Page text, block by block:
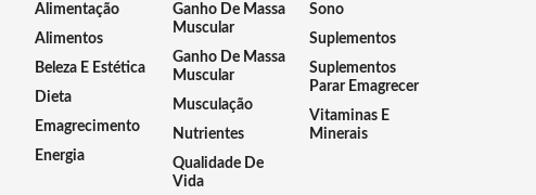
Alimentação
Alimentos
Beleza E Estética
Dieta
Emagrecimento
Energia
Ganho De Massa
Muscular
Ganho De Massa
Muscular
Musculação
Nutrientes
Qualidade De
Vida
Sono
Suplementos
Suplementos
Parar Emagrecer
Vitaminas E
Minerais